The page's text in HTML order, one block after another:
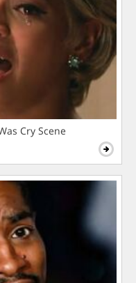
Cry Scene